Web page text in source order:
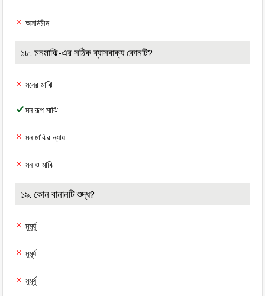
অসমিচীন
১৮. মনমাঝি-এর সঠিক ব্যাসবাক্য কোনটি?
মনের মাঝি
মন রূপ মাঝি
মন মাঝির ন্যায়
মন ও মাঝি
১৯. কোন বানানটি শুদ্ধ?
মুমুর্ষূ
মূমূর্ষ
মূমূর্ষু